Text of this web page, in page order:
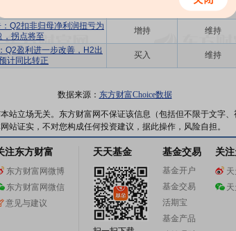
洲需求恢复
维持
Q2扣非归母净利润扭亏为
，拐点将至
增持 维持
Q2盈利进一步改善，H2出
计同比转正
买入 维持
数据来源： 东方财富Choice数据
站立场无关。东方财富网不保证该信息（包括但不限于文字
证实，不对您构成任何投资建议，据此操作，风险自担。
注东方财富
东方财富网微博
东方财富网微信
意见与建议
天天基金 基金交易
基金开户
基金交易
活期宝
基金产品
关